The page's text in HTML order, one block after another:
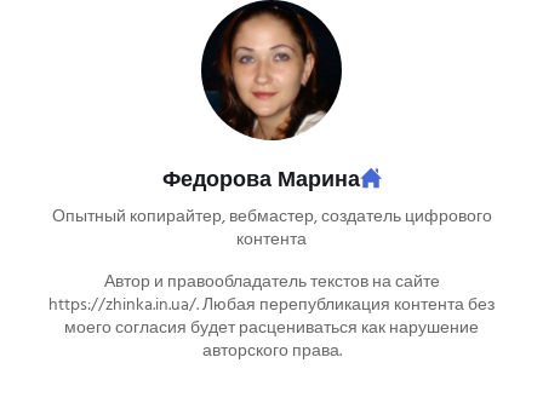
Федорова Марина
Опытный копирайтер, вебмастер, создатель цифрового
контента
Автор и правообладатель текстов на сайте
https://zhinka.in.ua/. Любая перепубликация контента без
моего согласия будет расцениваться как нарушение
авторского права.